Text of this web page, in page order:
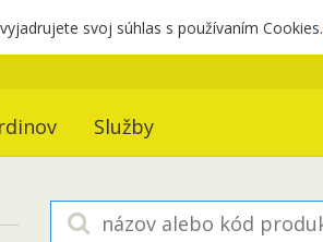
svoj súhlas s používaním Cookies.
Služby